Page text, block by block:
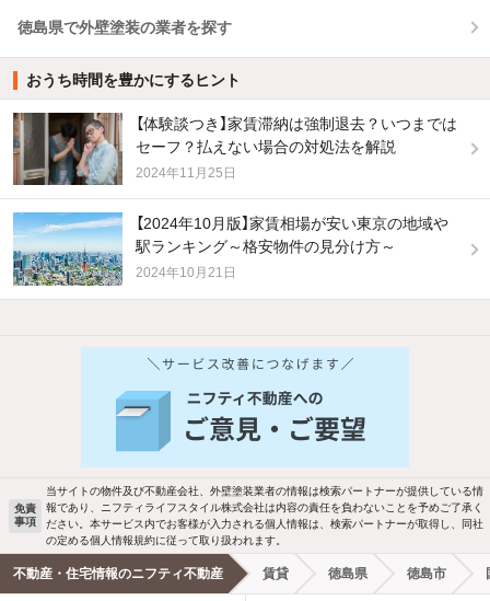
徳島県で外壁塗装の業者を探す
おうち時間を豊かにするヒント
【体験談つき】家賃滞納は強制退去？いつまでは
セーフ？払えない場合の対処法を解説
2024年11月25日
【2024年10月版】家賃相場が安い東京の地域や
駅ランキング～格安物件の見分け方～
2024年10月21日
バス・トイレ別 2階以上
洗濯機置場あり 独立洗面台
エアコンあり 都市ガス
免責
事項
当サイトの物件及び不動産会社、外壁塗装業者の情報は検索パートナーが提供している情
報であり、ニフティライフスタイル株式会社は内容の責任を負わないことを予めご了承く
ださい。本サービス内でお客様が入力される個人情報は、検索パートナーが取得し、同社
の定める個人情報規約に従って取り扱われます。
不動産・住宅情報のニフティ不動産 賃貸 徳島県 徳島市